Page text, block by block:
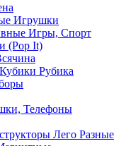
Игрушки
Игры, Спорт
(Pop It)
Рубика
Телефоны
Лего Разные